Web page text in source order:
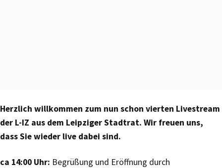
Herzlich willkommen zum nun schon vierten Livestream
der L-IZ aus dem Leipziger Stadtrat. Wir freuen uns,
dass Sie wieder live dabei sind.
ca 14:00 Uhr: Begrüßung und Eröffnung durch